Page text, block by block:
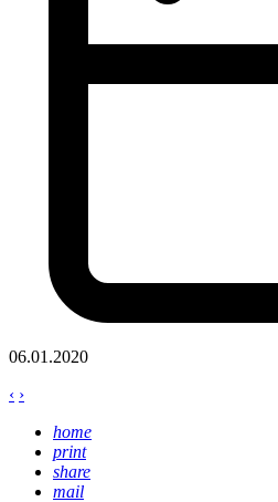
06.01.2020
‹ ›
home
print
share
mail